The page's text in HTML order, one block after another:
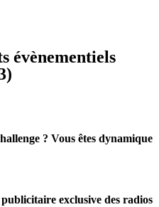
évènementiels
? Vous êtes dynamique
exclusive des radios